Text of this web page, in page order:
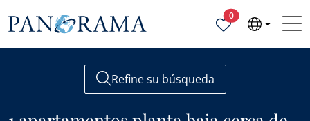
0Propiedades
Refine su búsqueda